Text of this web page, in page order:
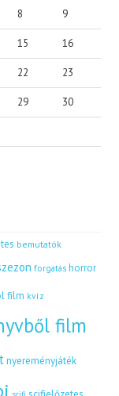
8 9
15 16
22 23
29 30
bemutatók
forgatás horror
film kvíz
film
nyereményjáték